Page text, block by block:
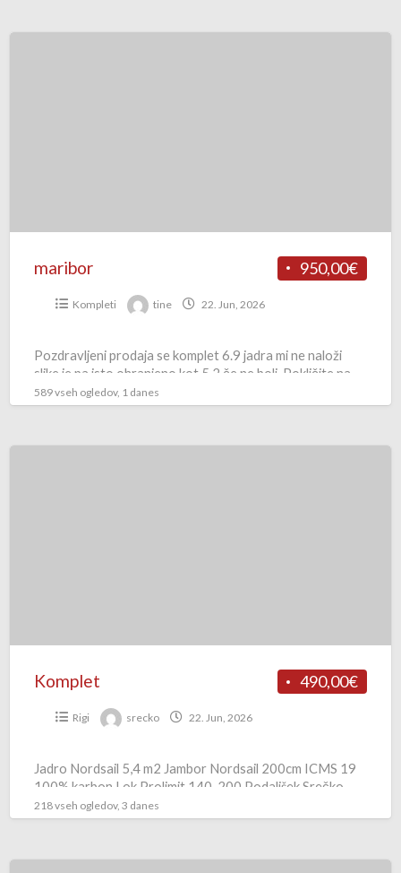
950,00€
maribor
Kompleti tine 22. Jun, 2026
Pozdravljeni prodaja se komplet 6.9 jadra mi ne naloži
slike je pa isto ohranjeno kot 5,2 če ne bolj. Pokličite na
tel:031-390-778
589 vseh ogledov, 1 danes
490,00€
Komplet
Rigi srecko 22. Jun, 2026
Jadro Nordsail 5,4 m2 Jambor Nordsail 200cm ICMS 19
100% karbon Lok Prolimit 140-200 Podaljšek Srečko
Trbovlje 041819092
218 vseh ogledov, 3 danes